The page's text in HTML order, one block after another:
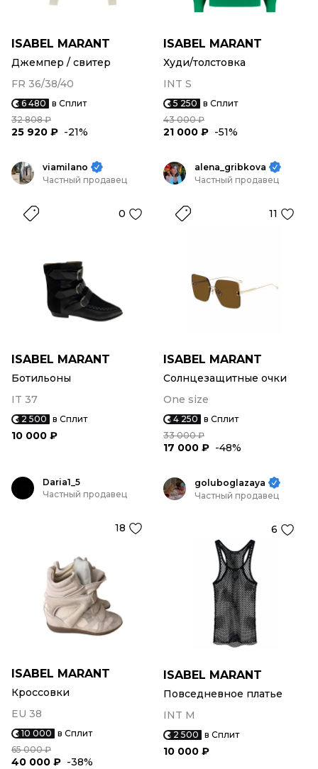
ISABEL MARANT
Джемпер / свитер
FR 36/38/40
6 480 в Сплит
32 808 ₽
25 920 ₽ -21%
ISABEL MARANT
Худи/толстовка
INT S
5 250 в Сплит
43 000 ₽
21 000 ₽ -51%
viamilano
Частный продавец
0
ISABEL MARANT
Ботильоны
IT 37
2 500 в Сплит
10 000 ₽
alena_gribkova
Частный продавец
11
ISABEL MARANT
Солнцезащитные очки
One size
4 250 в Сплит
33 000 ₽
17 000 ₽ -48%
Daria1_5
Частный продавец
18
ISABEL MARANT
Кроссовки
EU 38
10 000 в Сплит
65 000 ₽
40 000 ₽ -38%
goluboglazaya
Частный продавец
6
ISABEL MARANT
Повседневное платье
INT M
2 500 в Сплит
10 000 ₽